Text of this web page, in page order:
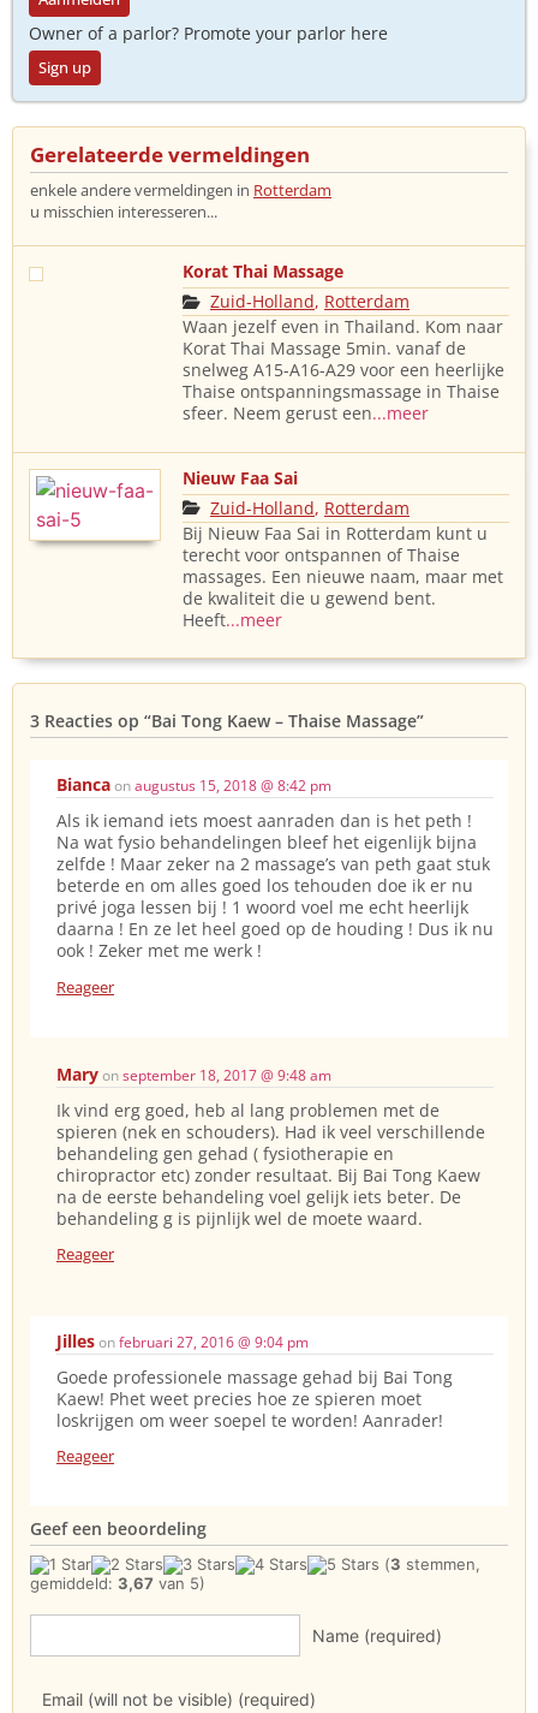
Owner of a parlor? Promote your parlor here
Sign up
Gerelateerde vermeldingen
enkele andere vermeldingen in Rotterdam
u misschien interesseren...
Korat Thai Massage
Zuid-Holland, Rotterdam
Waan jezelf even in Thailand. Kom naar
Korat Thai Massage 5min. vanaf de
snelweg A15-A16-A29 voor een heerlijke
Thaise ontspanningsmassage in Thaise
sfeer. Neem gerust een...meer
Nieuw Faa Sai
Zuid-Holland, Rotterdam
Bij Nieuw Faa Sai in Rotterdam kunt u
terecht voor ontspannen of Thaise
massages. Een nieuwe naam, maar met
de kwaliteit die u gewend bent.
Heeft...meer
3 Reacties op “Bai Tong Kaew – Thaise Massage”
Biancaonaugustus 15, 2018 @ 8:42 pm
Als ik iemand iets moest aanraden dan is het peth !
Na wat fysio behandelingen bleef het eigenlijk bijna
zelfde ! Maar zeker na 2 massage’s van peth gaat stuk
beterde en om alles goed los tehouden doe ik er nu
privé joga lessen bij ! 1 woord voel me echt heerlijk
daarna ! En ze let heel goed op de houding ! Dus ik nu
ook ! Zeker met me werk !
Reageer
Maryonseptember 18, 2017 @ 9:48 am
Ik vind erg goed, heb al lang problemen met de
spieren (nek en schouders). Had ik veel verschillende
behandeling gen gehad ( fysiotherapie en
chiropractor etc) zonder resultaat. Bij Bai Tong Kaew
na de eerste behandeling voel gelijk iets beter. De
behandeling g is pijnlijk wel de moete waard.
Reageer
Jillesonfebruari 27, 2016 @ 9:04 pm
Goede professionele massage gehad bij Bai Tong
Kaew! Phet weet precies hoe ze spieren moet
loskrijgen om weer soepel te worden! Aanrader!
Reageer
Geef een beoordeling
(3 stemmen,
gemiddeld: 3,67 van 5)
Name (required)
Email (will not be visible) (required)